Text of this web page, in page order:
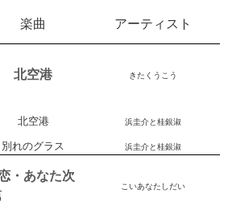
楽曲
アーティスト
北空港 きたくうこう
北空港 浜圭介と桂銀淑
別れのグラス 浜圭介と桂銀淑
・あなた次
こいあなたしだい